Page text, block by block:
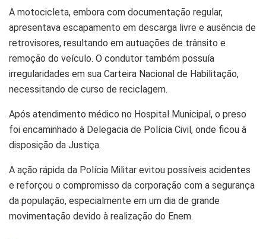
A motocicleta, embora com documentação regular,
apresentava escapamento em descarga livre e ausência de
retrovisores, resultando em autuações de trânsito e
remoção do veículo. O condutor também possuía
irregularidades em sua Carteira Nacional de Habilitação,
necessitando de curso de reciclagem.
Após atendimento médico no Hospital Municipal, o preso
foi encaminhado à Delegacia de Polícia Civil, onde ficou à
disposição da Justiça.
A ação rápida da Polícia Militar evitou possíveis acidentes
e reforçou o compromisso da corporação com a segurança
da população, especialmente em um dia de grande
movimentação devido à realização do Enem.